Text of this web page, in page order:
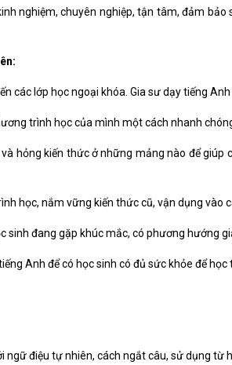
nghiệm, chuyên nghiệp, tận tâm, đảm
lớp học ngoại khóa. Gia sư dạy tiếng
trình học của mình một cách nhanh
hỏng kiến thức ở những mảng nào để giúp
học, nắm vững kiến thức cũ, vận dụng vào
đang gặp khúc mắc, có phương hướng
Anh để có học sinh có đủ sức khỏe để học
điệu tự nhiên, cách ngắt câu, sử dụng từ